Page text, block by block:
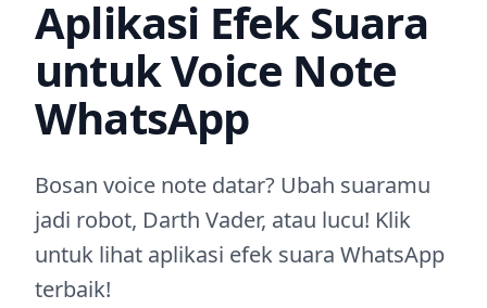
Aplikasi Efek Suara
untuk Voice Note
WhatsApp
Bosan voice note datar? Ubah suaramu
jadi robot, Darth Vader, atau lucu! Klik
untuk lihat aplikasi efek suara WhatsApp
terbaik!